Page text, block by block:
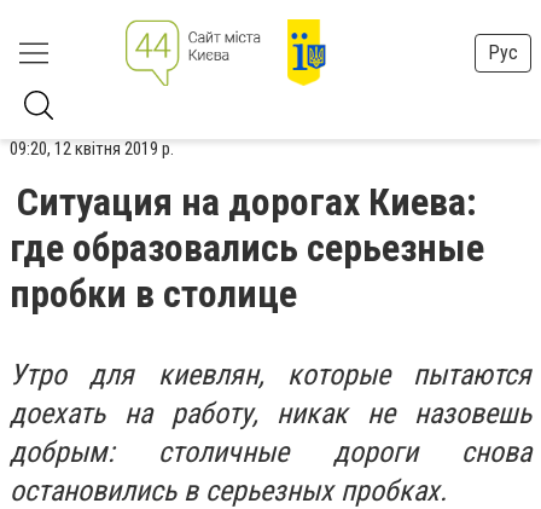
Рус
09:20, 12 квітня 2019 р.
Ситуация на дорогах Киева:
где образовались серьезные
пробки в столице
Утро для киевлян, которые пытаются
доехать на работу, никак не назовешь
добрым: столичные дороги снова
остановились в серьезных пробках.